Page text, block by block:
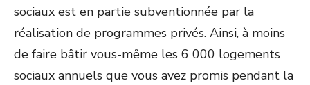
sociaux est en partie subventionnée par la
réalisation de programmes privés. Ainsi, à moins
de faire bâtir vous-même les 6 000 logements
sociaux annuels que vous avez promis pendant la